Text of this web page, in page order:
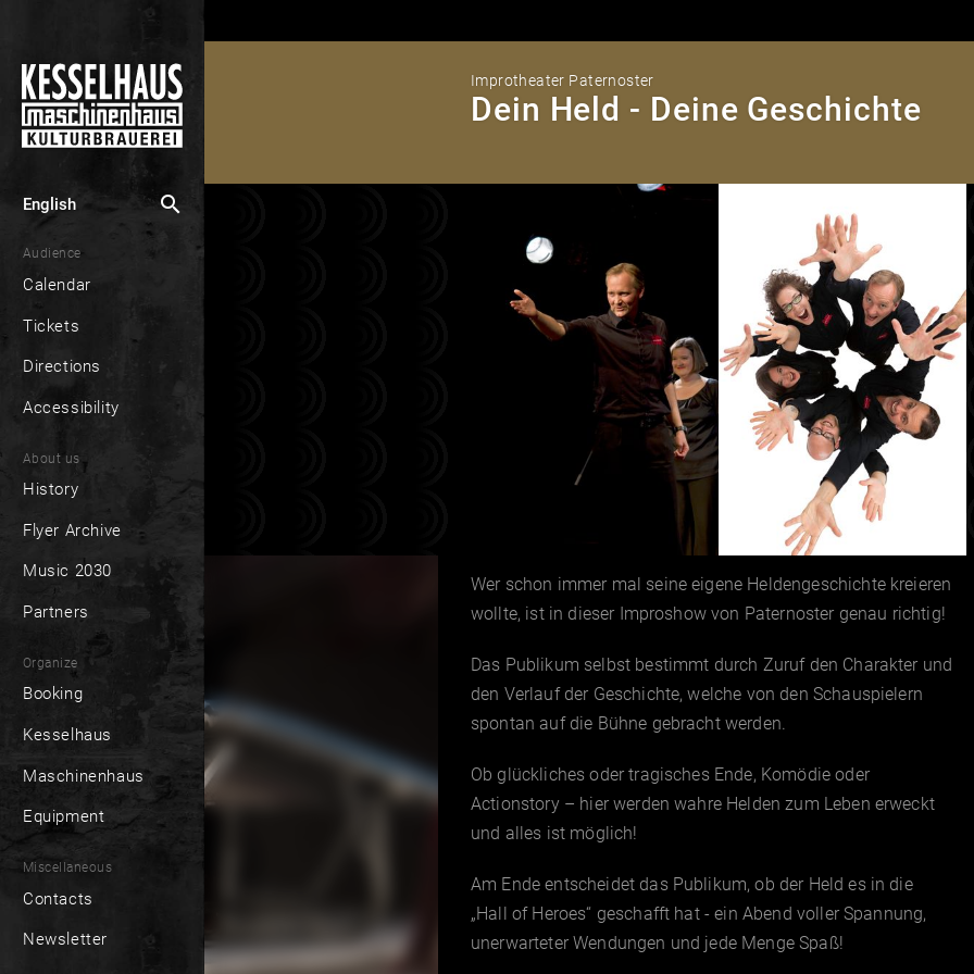
English search
Audience
Calendar
Tickets
Directions
Accessibility
About us
History
Flyer Archive
Music 2030
Partners
Organize
Booking
Kesselhaus
Maschinenhaus
Equipment
Miscellaneous
Contacts
Newsletter
Improtheater Paternoster
Dein Held - Deine Geschichte
Wer schon immer mal seine eigene Heldengeschichte kreieren
wollte, ist in dieser Improshow von Paternoster genau richtig!
Das Publikum selbst bestimmt durch Zuruf den Charakter und
den Verlauf der Geschichte, welche von den Schauspielern
spontan auf die Bühne gebracht werden.
Ob glückliches oder tragisches Ende, Komödie oder
Actionstory – hier werden wahre Helden zum Leben erweckt
und alles ist möglich!
Am Ende entscheidet das Publikum, ob der Held es in die
„Hall of Heroes“ geschafft hat - ein Abend voller Spannung,
unerwarteter Wendungen und jede Menge Spaß!